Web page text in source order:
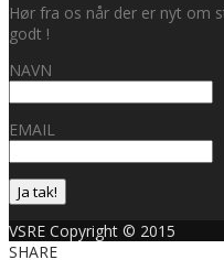
Hør fra os når der er nyt om
godt !
NAVN
EMAIL
Ja tak!
VSRE Copyright © 2015
SHARE